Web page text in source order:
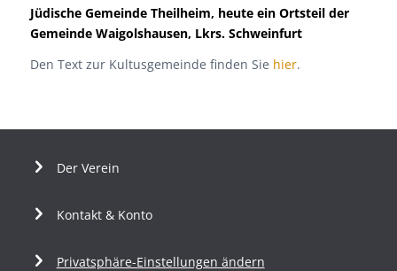
Jüdische Gemeinde Theilheim, heute ein Ortsteil der
Gemeinde Waigolshausen, Lkrs. Schweinfurt
Den Text zur Kultusgemeinde finden Sie hier.
Der Verein
Kontakt & Konto
Privatsphäre-Einstellungen ändern